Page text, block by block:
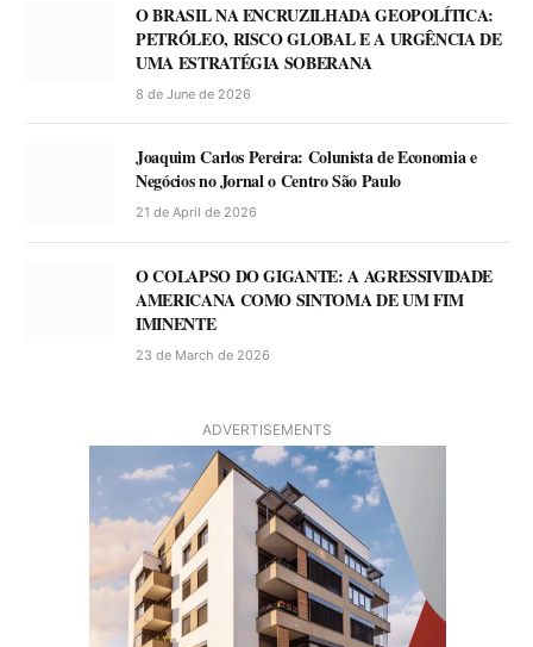
O BRASIL NA ENCRUZILHADA GEOPOLÍTICA:
PETRÓLEO, RISCO GLOBAL E A URGÊNCIA DE
UMA ESTRATÉGIA SOBERANA
8 de June de 2026
Joaquim Carlos Pereira: Colunista de Economia e
Negócios no Jornal o Centro São Paulo
21 de April de 2026
O COLAPSO DO GIGANTE: A AGRESSIVIDADE
AMERICANA COMO SINTOMA DE UM FIM
IMINENTE
23 de March de 2026
ADVERTISEMENTS